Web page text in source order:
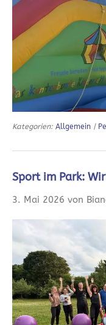
Kategorien: Allgemein |
Sport im Park:
3. Mai 2026 von